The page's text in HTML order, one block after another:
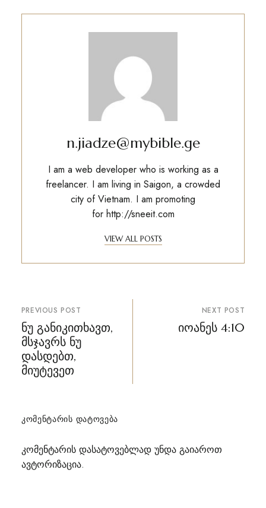
n.jiadze@mybible.ge
I am a web developer who is working as a
freelancer. I am living in Saigon, a crowded
city of Vietnam. I am promoting
for http://sneeit.com
VIEW ALL POSTS
პოსტის
ნავიგაცია
PREVIOUS POST
ნუ განიკითხავთ,
მსჯავრს ნუ
დასდებთ,
მიუტევეთ
NEXT POST
იოანეს 4:10
ᲙᲝᲛᲔᲜᲢᲐᲠᲘᲡ ᲓᲐᲢᲝᲕᲔᲑᲐ
კომენტარის დასატოვებლად უნდა გაიაროთ
ავტორიზაცია.